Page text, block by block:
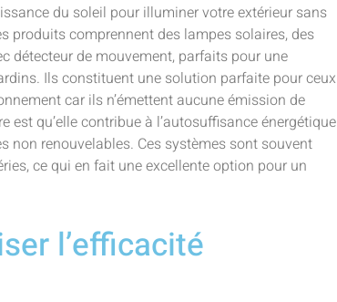
du soleil pour illuminer votre extérieur sans
produits comprennent des lampes solaires, des
détecteur de mouvement, parfaits pour une
Ils constituent une solution parfaite pour ceux
car ils n’émettent aucune émission de
est qu’elle contribue à l’autosuffisance énergétique
non renouvelables. Ces systèmes sont souvent
ce qui en fait une excellente option pour un
l’efficacité